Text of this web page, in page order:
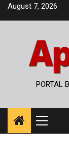
SkipAugust 7, 2026
PORTAL
Menu